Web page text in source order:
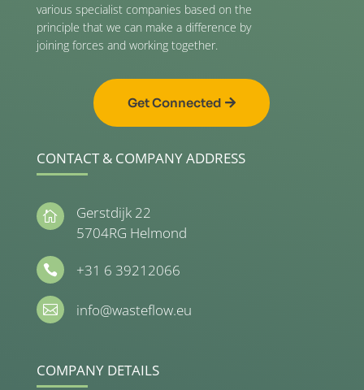
various specialist companies based on the
principle that we can make a difference by
joining forces and working together.
Get Connected
CONTACT & COMPANY ADDRESS

Gerstdijk 22
5704RG Helmond
 +31 6 39212066
 info@wasteflow.eu
COMPANY DETAILS